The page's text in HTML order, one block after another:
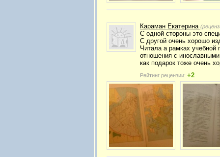
Караман Екатерина
С одной стороны это
С другой очень хорошо
Читала а рамках учебной
отношения с
как подарок тоже очень
Рейтинг рецензии: +2